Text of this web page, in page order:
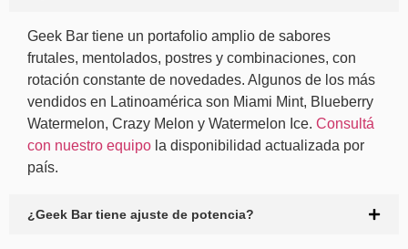
Geek Bar tiene un portafolio amplio de sabores
frutales, mentolados, postres y combinaciones, con
rotación constante de novedades. Algunos de los más
vendidos en Latinoamérica son Miami Mint, Blueberry
Watermelon, Crazy Melon y Watermelon Ice. Consultá
con nuestro equipo la disponibilidad actualizada por
país.
¿Geek Bar tiene ajuste de potencia?